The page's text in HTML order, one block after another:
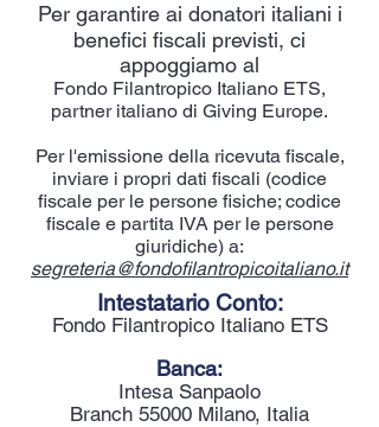
​Per garantire ai donatori italiani i
benefici fiscali previsti, ci
appoggiamo al
Fondo Filantropico Italiano ETS,
partner italiano di Giving Europe.
Per l'emissione della ricevuta fiscale,
inviare i propri dati fiscali (codice
fiscale per le persone fisiche; codice
fiscale e partita IVA per le persone
giuridiche) a:
segreteria@fondofilantropicoitaliano.it
Intestatario Conto:
Fondo Filantropico Italiano ETS
Banca:
Intesa Sanpaolo
Branch 55000 Milano, Italia